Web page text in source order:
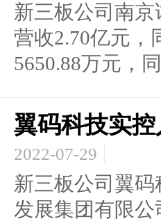
新三板公司南
营收2.70亿元，
5650.88万元，
翼码科技实
2022-07-29
新三板公司翼
发展集团有限